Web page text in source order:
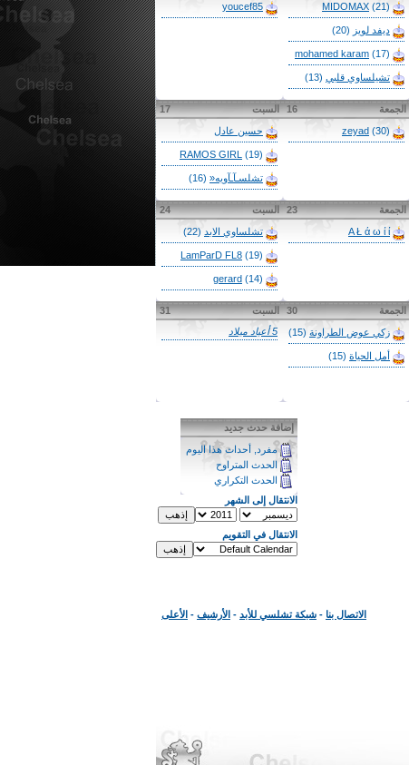
MIDOMAX (21)
ديفد لويز (20)
mohamed karam (17)
تشيلساوي قلبي (13)
youcef85
16 الجمعة
zeyad (30)
17 السبت
حسين عادل
RAMOS GIRL (19)
تشلسـآـآويه« (16)
23 الجمعة
A Ł ά ω ί ί
24 السبت
تشلساوي الابد (22)
LamParD FL8 (19)
gerard (14)
30 الجمعة
زكي عوض الطراونة (15)
أمل الحياة (15)
31
السبت
5 أعياد ميلاد
إضافة حدث جديد
مفرد, أحداث هذا اليوم
الحدث المتراوح
الحدث التكراري
الانتقال إلى الشهر
الانتقال في التقويم
الاتصال بنا - شبكة تشلسي للأبد - الأرشيف - الأعلى